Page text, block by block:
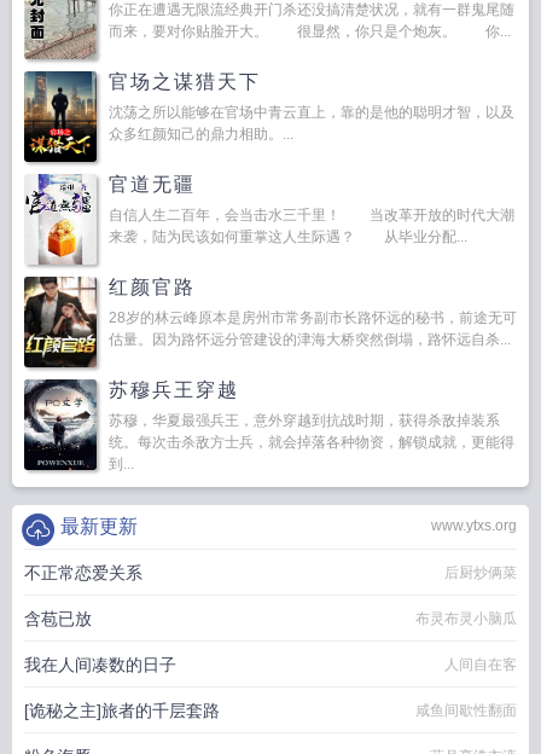
你正在遭遇无限流经典开门杀还没搞清楚状况，就有一群鬼尾随
而来，要对你贴脸开大。 很显然，你只是个炮灰。 你...
官场之谋猎天下
沈荡之所以能够在官场中青云直上，靠的是他的聪明才智，以及
众多红颜知己的鼎力相助。...
官道无疆
自信人生二百年，会当击水三千里！ 当改革开放的时代大潮
来袭，陆为民该如何重掌这人生际遇？ 从毕业分配...
红颜官路
28岁的林云峰原本是房州市常务副市长路怀远的秘书，前途无可
估量。因为路怀远分管建设的津海大桥突然倒塌，路怀远自杀...
苏穆兵王穿越
苏穆，华夏最强兵王，意外穿越到抗战时期，获得杀敌掉装系
统。每次击杀敌方士兵，就会掉落各种物资，解锁成就，更能得
到...
www.ytxs.org
最新更新
不正常恋爱关系 后厨炒俩菜
含苞已放 布灵布灵小脑瓜
我在人间凑数的日子 人间自在客
[诡秘之主]旅者的千层套路 咸鱼间歇性翻面